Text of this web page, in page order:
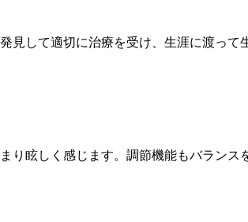
見して適切に治療を受け、生涯に渡って
り眩しく感じます。調節機能もバランス